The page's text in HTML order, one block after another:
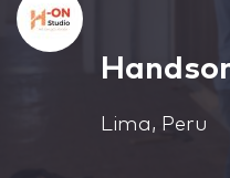
Lima, Peru